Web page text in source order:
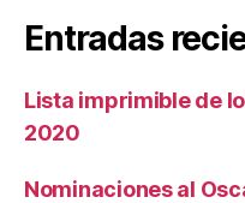
Entradas
Lista imprimible de
2020
Nominaciones al